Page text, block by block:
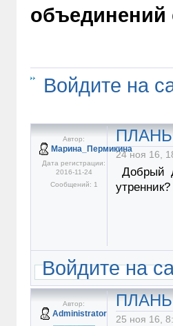
объединений
Войдите на
Автор:
Марина_Пермикина
Дата регистрации:
2016-11-24
Сообщений: 1
ПЛАНЫ
24 ноя 16,
Добрый
утренник?
Войдите на
Автор:
Administrator
ПЛАНЫ
25 ноя 16,